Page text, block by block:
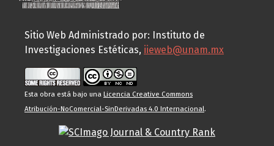
Sitio Web Administrado por: Instituto de
Investigaciones Estéticas, iieweb@unam.mx
Esta obra está bajo una Licencia Creative Commons
Atribución-NoComercial-SinDerivadas 4.0 Internacional.